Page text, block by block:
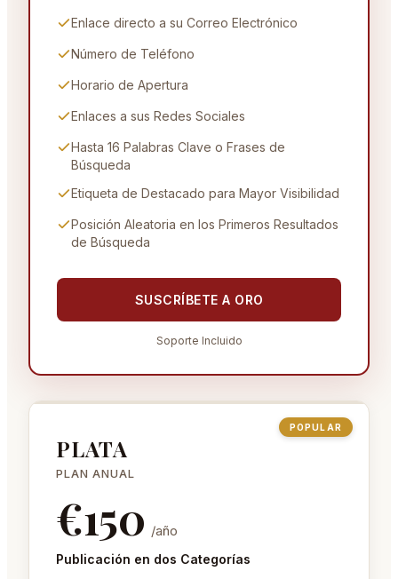
Enlace directo a su Correo Electrónico
Número de Teléfono
Horario de Apertura
Enlaces a sus Redes Sociales
Hasta 16 Palabras Clave o Frases de
Búsqueda
Etiqueta de Destacado para Mayor Visibilidad
Posición Aleatoria en los Primeros Resultados
de Búsqueda
SUSCRÍBETE A ORO
Soporte Incluido
POPULAR
PLATA
PLAN ANUAL
€150 /año
Publicación en dos Categorías